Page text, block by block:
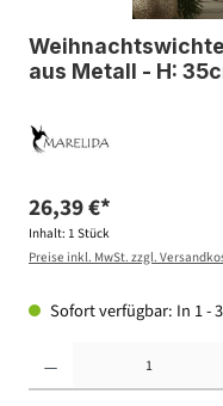
aus Metall - H:
26,39 €*
Inhalt: 1 Stück
Preise inkl. MwSt. zzgl.
Sofort verfügbar: In 1 -